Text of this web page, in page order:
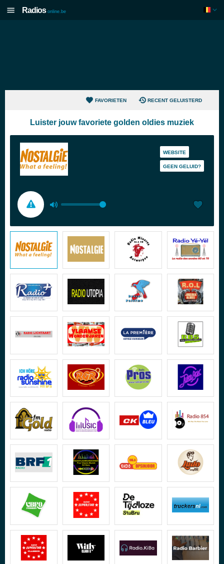
Radios online.be
FAVORIETEN RECENT GELUISTERD
Luister jouw favoriete golden oldies muziek
WEBSITE
GEEN GELUID?